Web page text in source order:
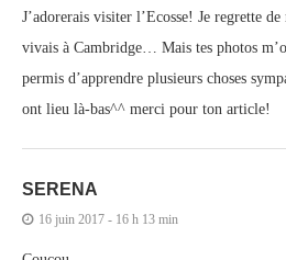
J’adorerais visiter l’Ecosse! Je regrette
vivais à Cambridge… Mais tes photos
permis d’apprendre plusieurs choses
ont lieu là-bas^^ merci pour ton article!
SERENA
16 juin 2017 - 16 h 13 min